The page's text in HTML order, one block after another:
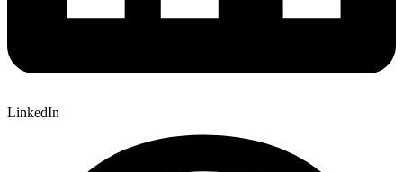
LinkedIn